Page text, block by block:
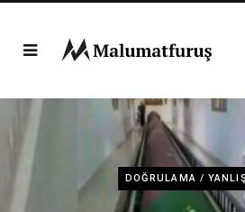
DOĞRULAMA /